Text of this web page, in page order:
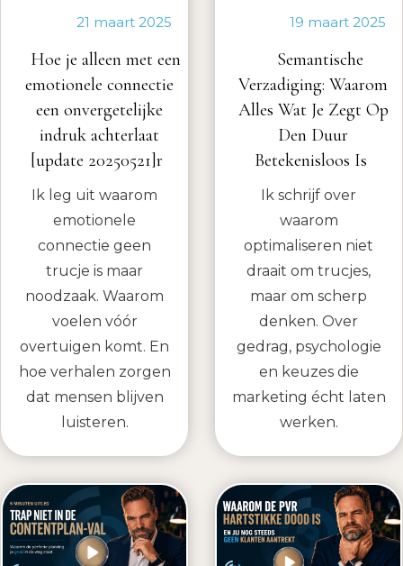
21 maart 2025
Hoe je alleen met een
emotionele connectie
een onvergetelijke
indruk achterlaat
[update 20250521]r
Ik leg uit waarom
emotionele
connectie geen
trucje is maar
noodzaak. Waarom
voelen vóór
overtuigen komt. En
hoe verhalen zorgen
dat mensen blijven
luisteren.
19 maart 2025
Semantische
Verzadiging: Waarom
Alles Wat Je Zegt Op
Den Duur
Betekenisloos Is
Ik schrijf over
waarom
optimaliseren niet
draait om trucjes,
maar om scherp
denken. Over
gedrag, psychologie
en keuzes die
marketing écht laten
werken.